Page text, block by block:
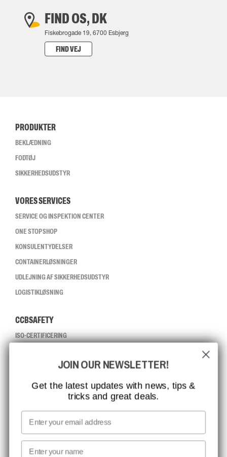
FIND OS, DK
Fiskebrogade 19, 6700 Esbjerg
FIND VEJ
PRODUKTER
BEKLÆDNING
FODTØJ
SIKKERHEDSUDSTYR
VORES SERVICES
SERVICE OG INSPEKTION CENTER
ONE STOP SHOP
KONSULENTYDELSER
CONTAINERLØSNINGER
UDLEJNING AF SIKKERHEDSUDSTYR
LOGISTIKLØSNING
CCBSAFETY
ISO-CERTIFICERING
MISSION, VISION OG VÆRDIER
KONTAKT
JOB HOS CCBSAFETY
MEDIA
VI TAGER ANSVAR
NYHEDSBREV TILMELDING
JOIN OUR NEWSLETTER!
Get the latest updates with news, tips &
tricks and great deals.
Email
First name